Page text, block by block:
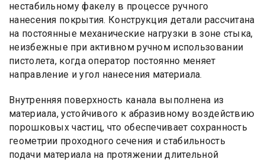
нестабильному факелу в процессе ручного
нанесения покрытия. Конструкция детали рассчитана
на постоянные механические нагрузки в зоне стыка,
неизбежные при активном ручном использовании
пистолета, когда оператор постоянно меняет
направление и угол нанесения материала.
Внутренняя поверхность канала выполнена из
материала, устойчивого к абразивному воздействию
порошковых частиц, что обеспечивает сохранность
геометрии проходного сечения и стабильность
подачи материала на протяжении длительной